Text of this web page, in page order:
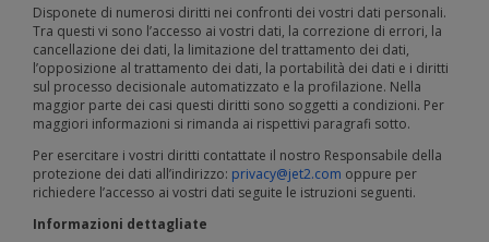
Disponete di numerosi diritti nei confronti dei vostri dati personali.
Tra questi vi sono l’accesso ai vostri dati, la correzione di errori, la
cancellazione dei dati, la limitazione del trattamento dei dati,
l’opposizione al trattamento dei dati, la portabilità dei dati e i diritti
sul processo decisionale automatizzato e la profilazione. Nella
maggior parte dei casi questi diritti sono soggetti a condizioni. Per
maggiori informazioni si rimanda ai rispettivi paragrafi sotto.
Per esercitare i vostri diritti contattate il nostro Responsabile della
protezione dei dati all’indirizzo: privacy@jet2.com oppure per
richiedere l’accesso ai vostri dati seguite le istruzioni seguenti.
Informazioni dettagliate